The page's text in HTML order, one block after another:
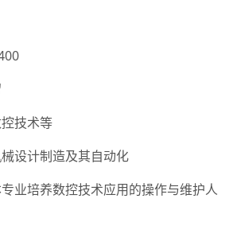
技术等
设计制造及其自动化
业培养数控技术应用的操作与维护人